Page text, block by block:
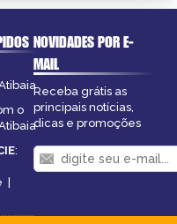
o
:
|
NOVIDADES POR E-
MAIL
Receba grátis as
principais notícias,
dicas e promoções